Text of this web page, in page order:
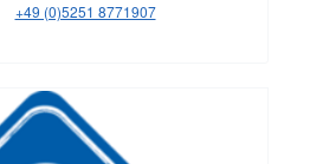
+49 (0)5251 8771907